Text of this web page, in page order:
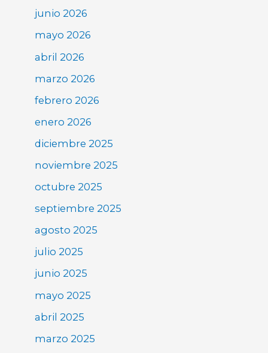
junio 2026
mayo 2026
abril 2026
marzo 2026
febrero 2026
enero 2026
diciembre 2025
noviembre 2025
octubre 2025
septiembre 2025
agosto 2025
julio 2025
junio 2025
mayo 2025
abril 2025
marzo 2025